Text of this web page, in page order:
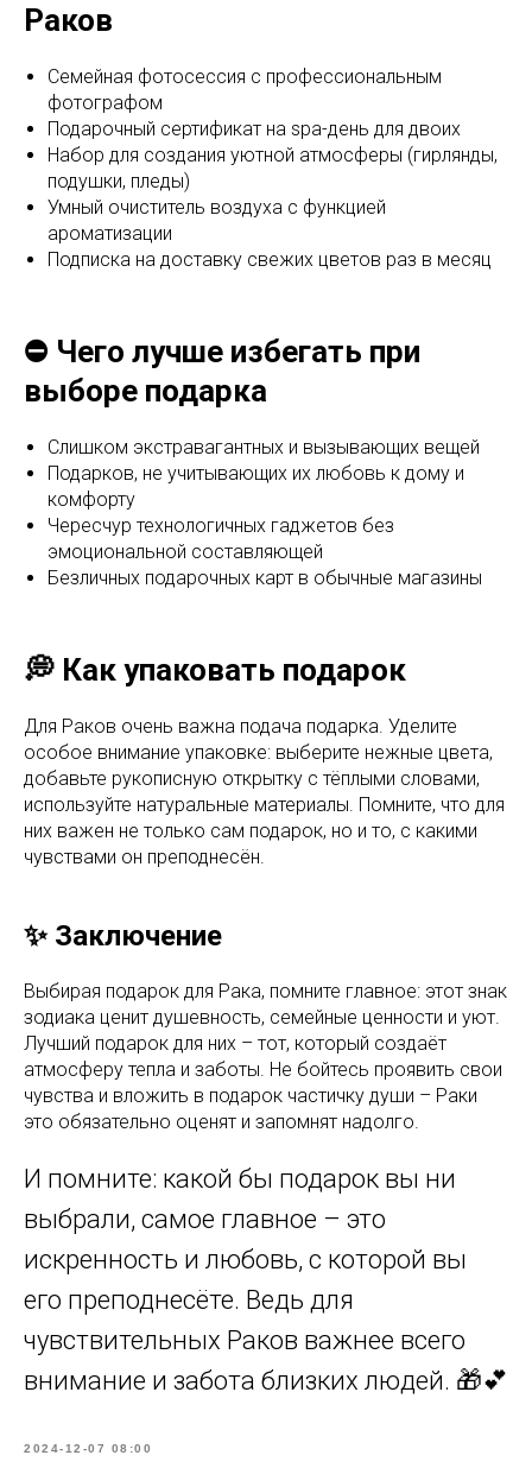
Раков
Семейная фотосессия с профессиональным
фотографом
Подарочный сертификат на spa-день для двоих
Набор для создания уютной атмосферы (гирлянды,
подушки, пледы)
Умный очиститель воздуха с функцией
ароматизации
Подписка на доставку свежих цветов раз в месяц
⛔ Чего лучше избегать при
выборе подарка
Слишком экстравагантных и вызывающих вещей
Подарков, не учитывающих их любовь к дому и
комфорту
Чересчур технологичных гаджетов без
эмоциональной составляющей
Безличных подарочных карт в обычные магазины
💭 Как упаковать подарок
Для Раков очень важна подача подарка. Уделите
особое внимание упаковке: выберите нежные цвета,
добавьте рукописную открытку с тёплыми словами,
используйте натуральные материалы. Помните, что для
них важен не только сам подарок, но и то, с какими
чувствами он преподнесён.
✨ Заключение
Выбирая подарок для Рака, помните главное: этот знак
зодиака ценит душевность, семейные ценности и уют.
Лучший подарок для них – тот, который создаёт
атмосферу тепла и заботы. Не бойтесь проявить свои
чувства и вложить в подарок частичку души – Раки
это обязательно оценят и запомнят надолго.
И помните: какой бы подарок вы ни
выбрали, самое главное – это
искренность и любовь, с которой вы
его преподнесёте. Ведь для
чувствительных Раков важнее всего
внимание и забота близких людей. 🎁💕
2024-12-07 08:00